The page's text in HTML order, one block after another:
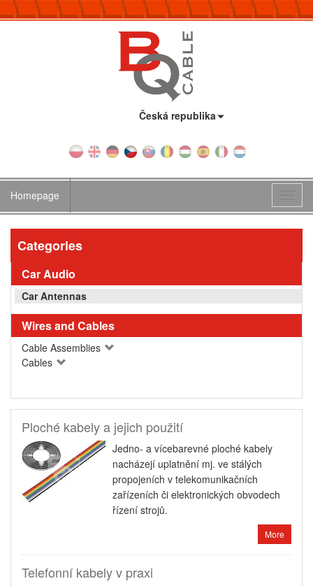
Česká republika
Homepage
Categories
Car Audio
Car Antennas
Wires and Cables
Cable Assemblies
Cables
Ploché kabely a jejich použití
Jedno- a vícebarevné ploché kabely
nacházejí uplatnění mj. ve stálých
propojeních v telekomunikačních
zařízeních či elektronických obvodech
řízení strojů.
More
Telefonní kabely v praxi